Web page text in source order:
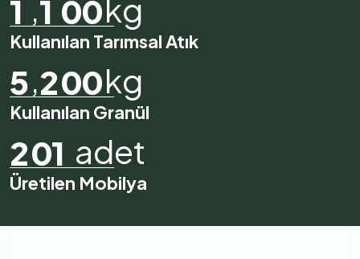
1 ,1 00kg
Kullanılan Tarımsal Atık
5,200kg
Kullanılan Granül
201 adet
Üretilen Mobilya